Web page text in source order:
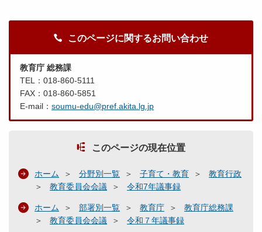
このページに関するお問い合わせ
教育庁 総務課
TEL：018-860-5111
FAX：018-860-5851
E-mail： soumu-edu@pref.akita.lg.jp
このページの現在位置
ホーム 分野別一覧 子育て・教育
教育行政
教育委員会会議
令和7年議事録
ホーム 部署別一覧 教育庁
教育庁総務課
教育委員会会議
令和７年議事録